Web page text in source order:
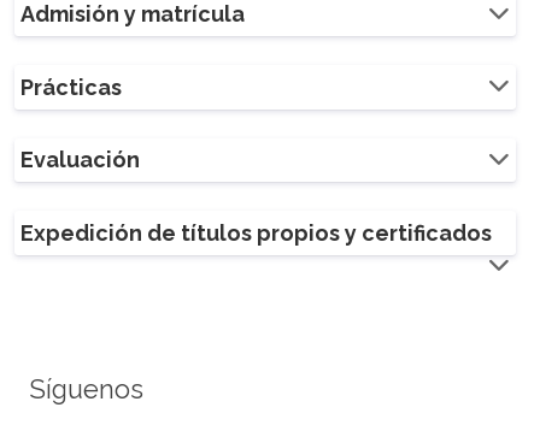
Admisión y matrícula
Prácticas
Evaluación
Expedición de títulos propios y certificados
Síguenos